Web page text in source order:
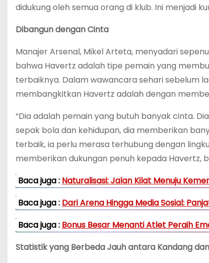
didukung oleh semua orang di klub. Ini menjadi
Dibangun dengan Cinta
Manajer Arsenal, Mikel Arteta, menyadari
bahwa Havertz adalah tipe pemain yang
terbaiknya. Dalam wawancara sehari sebelum
membangkitkan Havertz adalah dengan
“Dia adalah pemain yang butuh banyak cinta.
sepak bola dan kehidupan, dia memberikan
terbaik, ia perlu merasa terhubung dengan
memberikan dukungan penuh kepada Havertz,
Baca juga : Naturalisasi: Jalan Kilat Menuju
Baca juga : Dari Arena Hingga Media Sosial:
Baca juga : Bonus Besar Menanti Atlet Peraih
Statistik yang Berbeda Jauh antara Kandang